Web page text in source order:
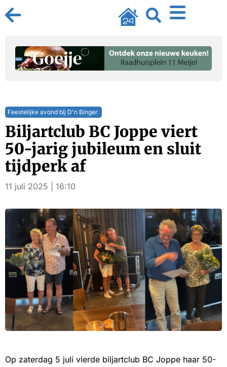
Feestelijke avond bij D'n Binger
Biljartclub BC Joppe viert
50-jarig jubileum en sluit
tijdperk af
11 juli 2025 | 16:10
Op zaterdag 5 juli vierde biljartclub BC Joppe haar 50-